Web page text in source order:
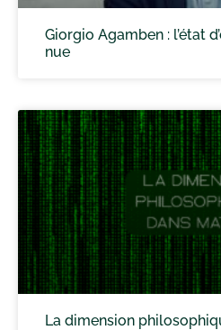
Giorgio Agamben : l’état
nue
La dimension